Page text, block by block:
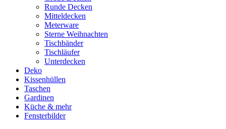
Runde Decken
Mitteldecken
Meterware
Sterne Weihnachten
Tischbänder
Tischläufer
Unterdecken
Deko
Kissenhüllen
Taschen
Gardinen
Küche & mehr
Fensterbilder